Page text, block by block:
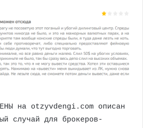
на otzyvdengi.com описан
случай для брокеров-